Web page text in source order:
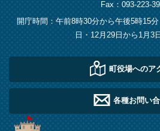
Fax：093-223-
開庁時間：午前8時30分から午後5時15
日・12月29日から1月3
町役場へのア
各種お問い